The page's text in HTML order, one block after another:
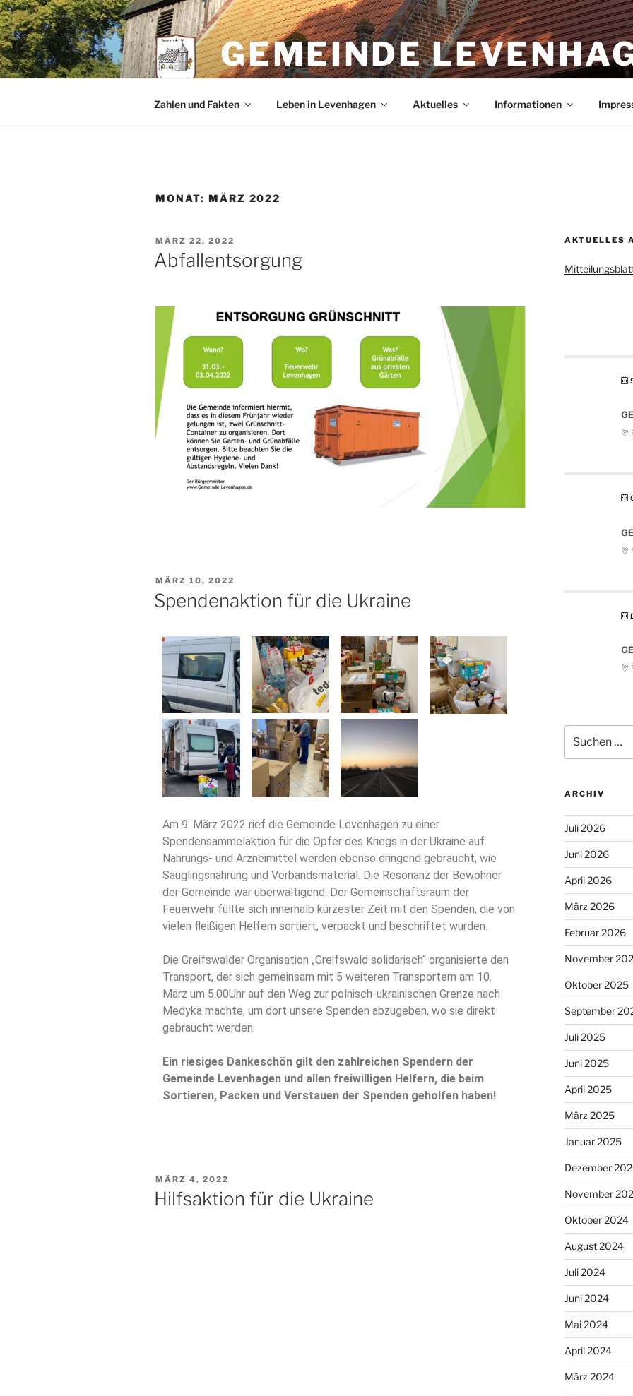
GEMEINDE
Zahlen und Fakten Leben in Levenhagen Aktuelles Informationen
MONAT: MÄRZ 2022
MÄRZ 22, 2022
Abfallentsorgung
MÄRZ 10, 2022
Spendenaktion für die Ukraine
Am 9. März 2022 rief die Gemeinde Levenhagen zu einer
Spendensammelaktion für die Opfer des Kriegs in der Ukraine auf.
Nahrungs- und Arzneimittel werden ebenso dringend gebraucht, wie
Säuglingsnahrung und Verbandsmaterial. Die Resonanz der Bewohner
der Gemeinde war überwältigend. Der Gemeinschaftsraum der
Feuerwehr füllte sich innerhalb kürzester Zeit mit den Spenden, die von
vielen fleißigen Helfern sortiert, verpackt und beschriftet wurden.
Die Greifswalder Organisation „Greifswald solidarisch“ organisierte den
Transport, der sich gemeinsam mit 5 weiteren Transportern am 10.
März um 5.00Uhr auf den Weg zur polnisch-ukrainischen Grenze nach
Medyka machte, um dort unsere Spenden abzugeben, wo sie direkt
gebraucht werden.
Ein riesiges Dankeschön gilt den zahlreichen Spendern der
Gemeinde Levenhagen und allen freiwilligen Helfern, die beim
Sortieren, Packen und Verstauen der Spenden geholfen haben!
MÄRZ 4, 2022
Hilfsaktion für die Ukraine
AKTUELLES
ARCHIV
Juli 2026
Juni 2026
April 2026
März 2026
Februar 2026
November
Oktober 2025
September
Juli 2025
Juni 2025
April 2025
März 2025
Januar 2025
Dezember
November
Oktober 2024
August 2024
Juli 2024
Juni 2024
Mai 2024
April 2024
März 2024